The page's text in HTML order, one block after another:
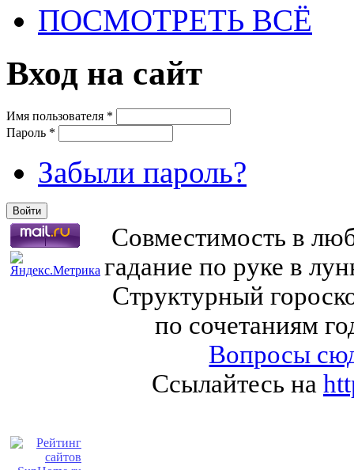
ПОСМОТРЕТЬ ВСЁ
Вход на сайт
Имя пользователя *
Пароль *
Забыли пароль?
Совместимость в
гадание по руке в
Структурный
по сочетаниям
Вопросы
Ссылайтесь на